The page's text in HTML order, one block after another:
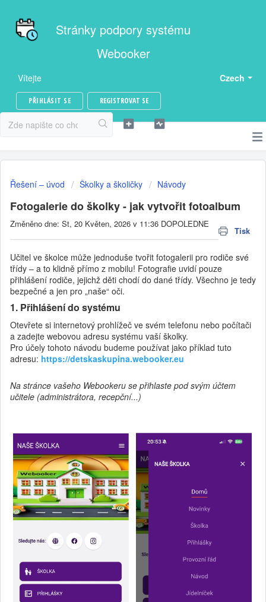
Stránky podpory systému
Webooker
Czech
Vítejte
PŘIHLÁSIT SE REGISTROVAT SE
Řešení – úvod Školky a školičky Návody
Fotogalerie do školky - jak vytvořit fotoalbum
Tisk
Změněno dne: St, 20 Květen, 2026 v 11:36 DOPOLEDNE
Učitel ve školce může jednoduše tvořit fotogalerii pro rodiče své
třídy – a to klidně přímo z mobilu! Fotografie uvidí pouze
přihlášení rodiče, jejichž děti chodí do dané třídy. Všechno je tedy
bezpečné a jen pro „naše“ oči.
1. Přihlášení do systému
Otevřete si internetový prohlížeč ve svém telefonu nebo počítači
a zadejte webovou adresu systému vaší školky.
Pro účely tohoto návodu budeme používat jako příklad tuto
adresu: https://detskaskupina.webooker.eu
Na stránce vašeho Webookeru se přihlaste pod svým účtem
učitele (administrátora, recepční...)